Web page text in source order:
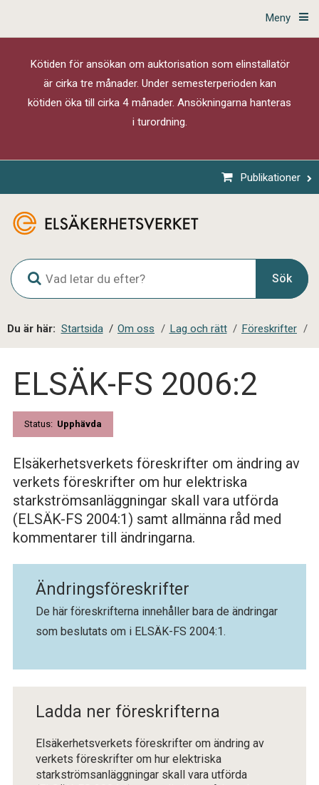
Meny
Kötiden för ansökan om auktorisation som elinstallatör
är cirka tre månader. Under semesterperioden kan
kötiden öka till cirka 4 månader. Ansökningarna hanteras
i turordning.
Publikationer
G
l
o
a
l
ö
k
Sök
Du är här: Startsida / Om oss / Lag och rätt / Föreskrifter /
ELSÄK-FS 2006:2
Status: Upphävda
Elsäkerhetsverkets föreskrifter om ändring av
verkets föreskrifter om hur elektriska
starkströmsanläggningar skall vara utförda
(ELSÄK-FS 2004:1) samt allmänna råd med
kommentarer till ändringarna.
Ändringsföreskrifter
De här föreskrifterna innehåller bara de ändringar
som beslutats om i ELSÄK-FS 2004:1.
Ladda ner föreskrifterna
Elsäkerhetsverkets föreskrifter om ändring av
verkets föreskrifter om hur elektriska
starkströmsanläggningar skall vara utförda